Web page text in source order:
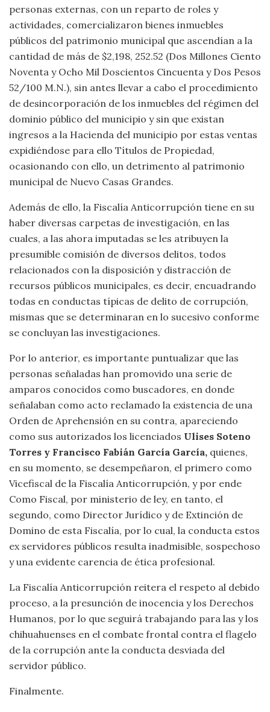
personas externas, con un reparto de roles y
actividades, comercializaron bienes inmuebles
públicos del patrimonio municipal que ascendían a la
cantidad de más de $2,198, 252.52 (Dos Millones Ciento
Noventa y Ocho Mil Doscientos Cincuenta y Dos Pesos
52/100 M.N.), sin antes llevar a cabo el procedimiento
de desincorporación de los inmuebles del régimen del
dominio público del municipio y sin que existan
ingresos a la Hacienda del municipio por estas ventas
expidiéndose para ello Títulos de Propiedad,
ocasionando con ello, un detrimento al patrimonio
municipal de Nuevo Casas Grandes.
Además de ello, la Fiscalía Anticorrupción tiene en su
haber diversas carpetas de investigación, en las
cuales, a las ahora imputadas se les atribuyen la
presumible comisión de diversos delitos, todos
relacionados con la disposición y distracción de
recursos públicos municipales, es decir, encuadrando
todas en conductas típicas de delito de corrupción,
mismas que se determinaran en lo sucesivo conforme
se concluyan las investigaciones.
Por lo anterior, es importante puntualizar que las
personas señaladas han promovido una serie de
amparos conocidos como buscadores, en donde
señalaban como acto reclamado la existencia de una
Orden de Aprehensión en su contra, apareciendo
como sus autorizados los licenciados Ulises Soteno
Torres y Francisco Fabián García García, quienes,
en su momento, se desempeñaron, el primero como
Vicefiscal de la Fiscalía Anticorrupción, y por ende
Como Fiscal, por ministerio de ley, en tanto, el
segundo, como Director Jurídico y de Extinción de
Domino de esta Fiscalía, por lo cual, la conducta estos
ex servidores públicos resulta inadmisible, sospechoso
y una evidente carencia de ética profesional.
La Fiscalía Anticorrupción reitera el respeto al debido
proceso, a la presunción de inocencia y los Derechos
Humanos, por lo que seguirá trabajando para las y los
chihuahuenses en el combate frontal contra el flagelo
de la corrupción ante la conducta desviada del
servidor público.
Finalmente.